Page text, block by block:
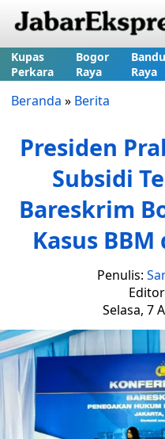
Kupas
Perkara
Bogor
Raya
Raya
Beranda » Berita
Presiden
Subsidi
Bareskrim
Kasus
Penulis:
Selasa, 7